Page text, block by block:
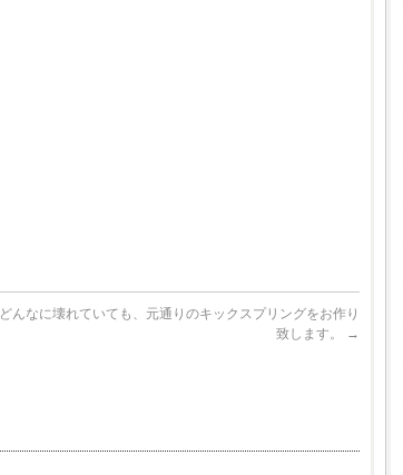
どんなに壊れていても、元通りのキックスプリングをお作り
致します。
→